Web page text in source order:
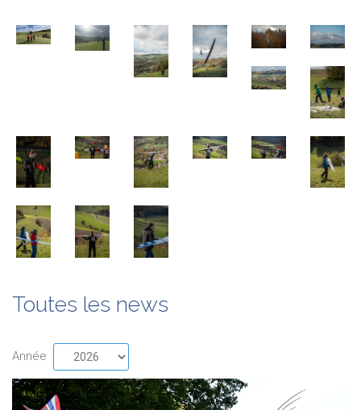
Toutes les news
Année